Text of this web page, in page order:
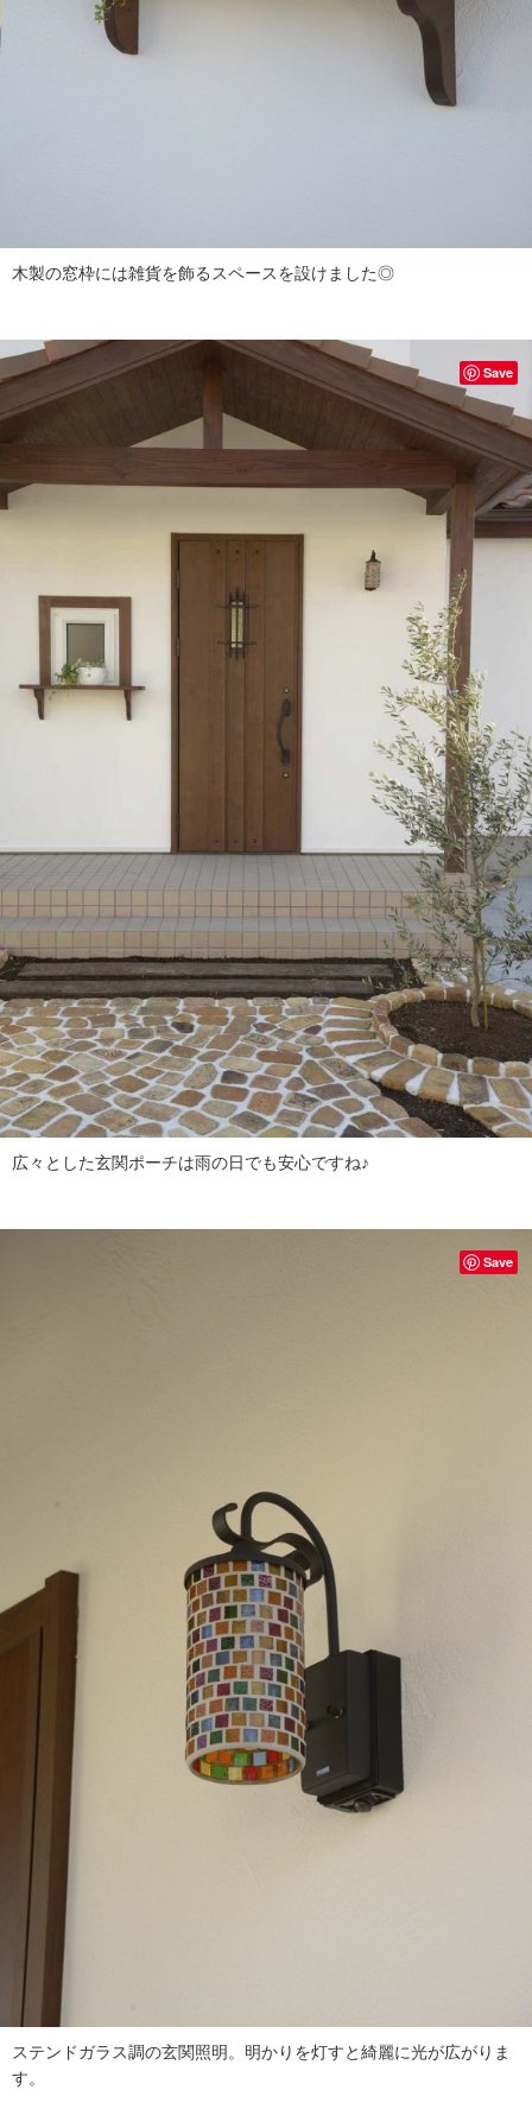
木製の窓枠には雑貨を飾るスペースを設けました◎
広々とした玄関ポーチは雨の日でも安心ですね♪
Save
ステンドガラス調の玄関照明。明かりを灯すと綺麗に光が広がりま
す。
Save